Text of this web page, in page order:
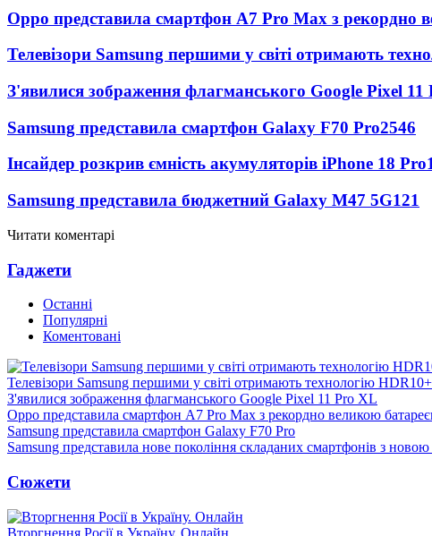
Oppo представила смартфон A7 Pro Max з рекордно
Телевізори Samsung першими у світі отримають
З'явилися зображення флагманського Google Pixel 11
Samsung представила смартфон Galaxy F70 Pro2546
Інсайдер розкрив ємність акумуляторів iPhone 18 Pro
Samsung представила бюджетний Galaxy M47 5G121
Читати коментарі
Гаджети
Останні
Популярні
Коментовані
Телевізори Samsung першими у світі отримають технологію
З'явилися зображення флагманського Google Pixel 11 Pro XL
Oppo представила смартфон A7 Pro Max з рекордно великою
Samsung представила смартфон Galaxy F70 Pro
Samsung представила нове покоління складаних смартфонів з
Сюжети
Вторгнення Росії в Україну. Онлайн